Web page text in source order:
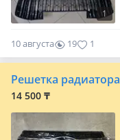
1
10 августа 19 1
Решетка радиатора
14 500 ₸